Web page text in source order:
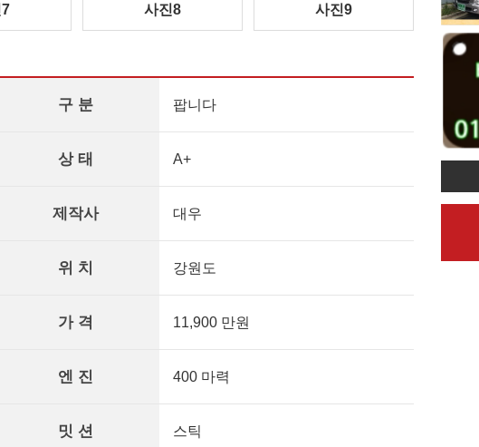
사진8 사진9
구 분 팝니다
상 태 A+
제작사 대우
위 치 강원도
가 격 11,900 만원
엔 진 400 마력
밋 션 스틱